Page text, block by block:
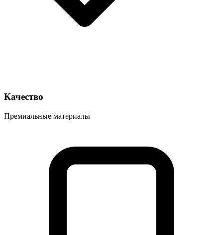
Качество
Премиальные материалы